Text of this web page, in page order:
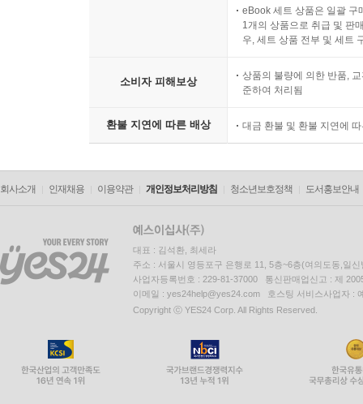
03. 사랑이 있는 집의 힘 227
04. 식탁이 최고의 교실이다 229
06. 가족 여행의 교육 효과 233
07. 행복한 추억이 자산이 된다 235
08. 아이에게 가장 필요한 선물 237
01. 돈보다 중요한 유산 245
02. 사랑받은 기억의 힘 248
03. 부모의 삶이 최고의 교육이다 251
04. 아이는 결국 부모를 닮는다 254
05. 자녀 교육의 진짜 목적 257
07. 부모가 평생 기억될 순간들 263
08. 아이에게 꿈을 심어주는 법 266
eBook 세트 상품은 일괄 구
1개의 상품으로 취급 및 판
우, 세트 상품 전부 및 세트
소비자 피해보상
상품의 불량에 의한 반품,
준하여 처리됨
환불 지연에 따른 배상 대금 환불 및 환불 지연에
회사소개 인재채용 이용약관 개인정보처리방침 청소년보호정책 도서홍보안내
대표 : 김석환, 최세라
주소 : 서울시 영등포구 은행로 11, 5층~6층(여의도동,일신
사업자등록번호 : 229-81-37000 통신판매업신고 : 제
이메일 : yes24help@yes24.com 호스팅 서비스사업자 :
Copyright ⓒ YES24 Corp. All Rights Reserved.